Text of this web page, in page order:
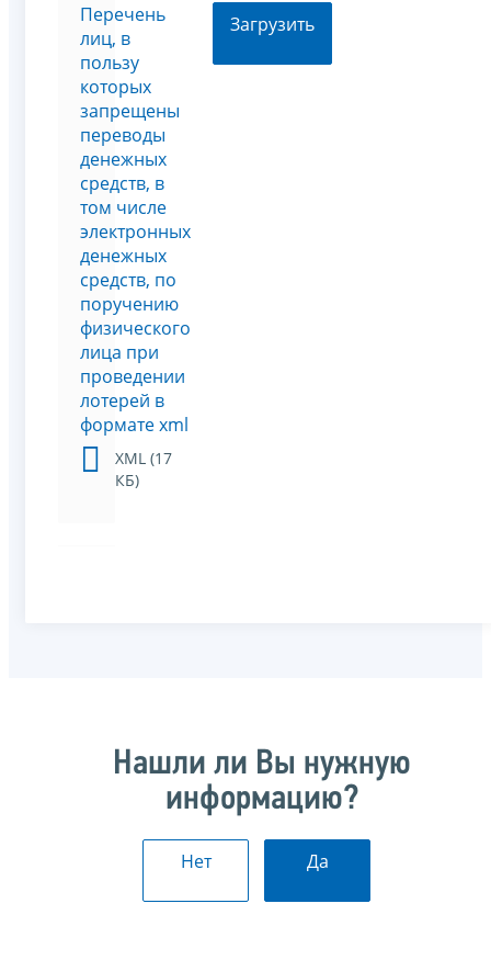
Перечень
лиц, в
пользу
которых
запрещены
переводы
денежных
средств, в
том числе
электронных
денежных
средств, по
поручению
физического
лица при
проведении
лотерей в
формате xml
XML (17
КБ)
Загрузить
Нашли ли Вы нужную
информацию?
Нет Да